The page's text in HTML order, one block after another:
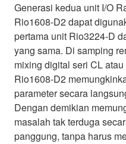
Generasi kedua unit I/O
Rio1608-D2 dapat
pertama unit Rio3224-D
yang sama. Di samping
mixing digital seri CL
Rio1608-D2
parameter secara
Dengan demikian
masalah tak terduga
panggung, tanpa harus